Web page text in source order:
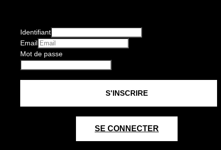
Identifiant
Email
Mot de passe
SE CONNECTER